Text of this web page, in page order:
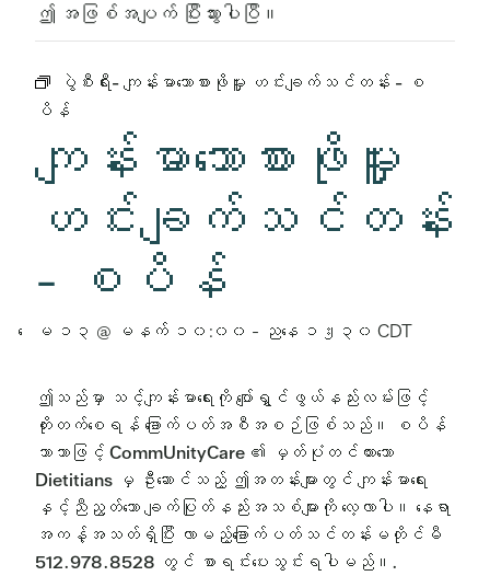
ဤ အဖြစ်အပျက် ပြီးသွားပါပြီ။
ပွဲစီးရီး-ကျန်းမာသောစားဖိုမှူး ဟင်းချက်သင်တန်း - စ
ပိန်
ကျန်းမာသောစားဖိုမှူး
ဟင်းချက်သင်တန်း
- စပိန်
ေမ ၁၃ @ မနက် ၁၀:၀၀ - ညနေ ၁၂း၃၀ CDT
ဤသည်မှာ သင့်ကျန်းမာရေးကို ပျော်ရွှင်ဖွယ်နည်းလမ်းဖြင့်
တိုးတက်စေရန် ခြောက်ပတ်အစီအစဉ်ဖြစ်သည်။ စပိန်
ဘာသာဖြင့် CommUnityCare ၏ မှတ်ပုံတင်ထားသော
Dietitians မှ ဦးဆောင်သည့် ဤအတန်းများတွင် ကျန်းမာရေး
နှင့်ညီညွတ်သော ချက်ပြုတ်နည်းအသစ်များကို လေ့လာပါ။ နေရာ
အကန့်အသတ်ရှိပြီး လာမည့်ခြောက်ပတ်သင်တန်းမတိုင်မီ
512.978.8528 တွင် စာရင်းပေးသွင်းရပါမည်။.